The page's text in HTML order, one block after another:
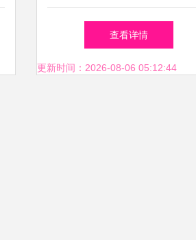
查看详情
更新时间：2026-08-06 05:12:44